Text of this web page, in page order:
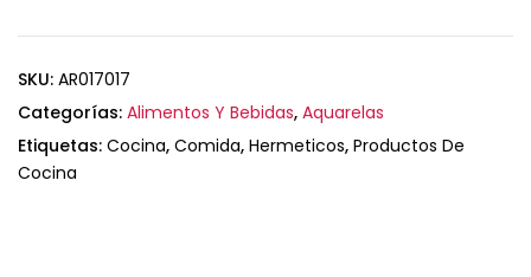
SKU: AR017017
Categorías: Alimentos Y Bebidas, Aquarelas
Etiquetas: Cocina, Comida, Hermeticos, Productos De
Cocina